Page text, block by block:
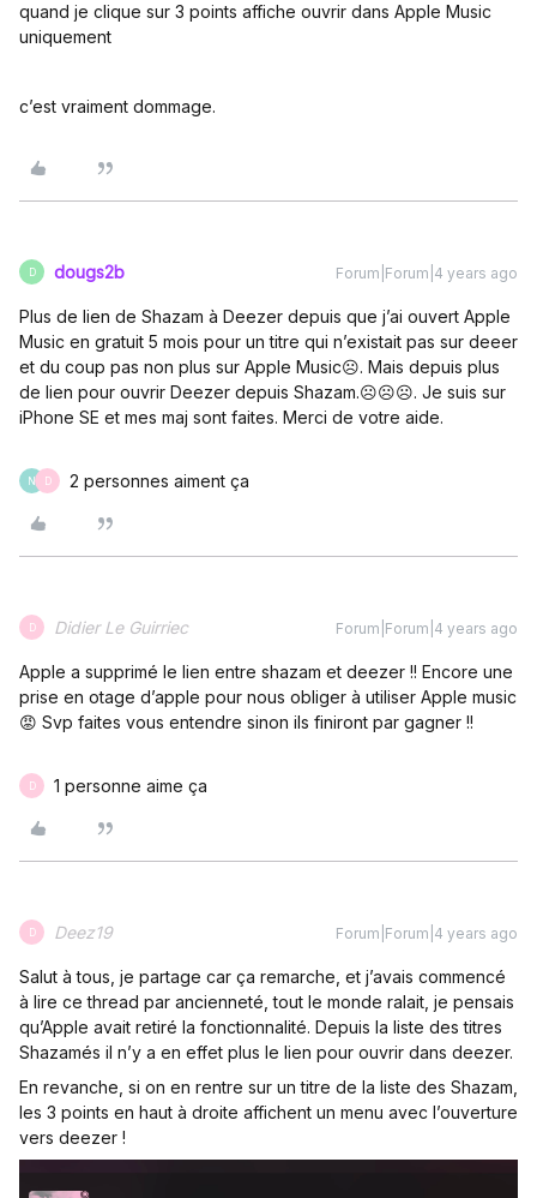
quand je clique sur 3 points affiche ouvrir dans Apple Music
uniquement
c’est vraiment dommage.
D dougs2b Forum|Forum|4 years ago
Plus de lien de Shazam à Deezer depuis que j’ai ouvert Apple
Music en gratuit 5 mois pour un titre qui n’existait pas sur deeer
et du coup pas non plus sur Apple Music☹️. Mais depuis plus
de lien pour ouvrir Deezer depuis Shazam.☹️☹️☹️. Je suis sur
iPhone SE et mes maj sont faites. Merci de votre aide.
N D 2 personnes aiment ça
D Didier Le Guirriec Forum|Forum|4 years ago
Apple a supprimé le lien entre shazam et deezer !! Encore une
prise en otage d’apple pour nous obliger à utiliser Apple music
😡 Svp faites vous entendre sinon ils finiront par gagner !!
D 1 personne aime ça
D Deez19 Forum|Forum|4 years ago
Salut à tous, je partage car ça remarche, et j’avais commencé
à lire ce thread par ancienneté, tout le monde ralait, je pensais
qu’Apple avait retiré la fonctionnalité. Depuis la liste des titres
Shazamés il n’y a en effet plus le lien pour ouvrir dans deezer.
En revanche, si on en rentre sur un titre de la liste des Shazam,
les 3 points en haut à droite affichent un menu avec l’ouverture
vers deezer !